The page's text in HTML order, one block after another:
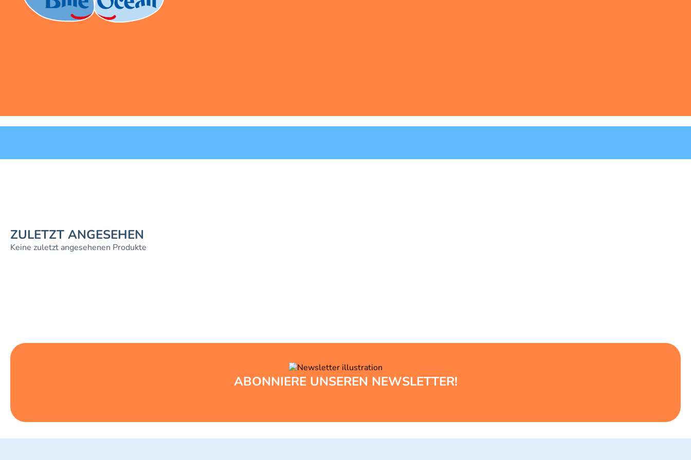
ZULETZT ANGESEHEN
Keine zuletzt angesehenen Produkte
ABONNIERE UNSEREN NEWSLETTER!